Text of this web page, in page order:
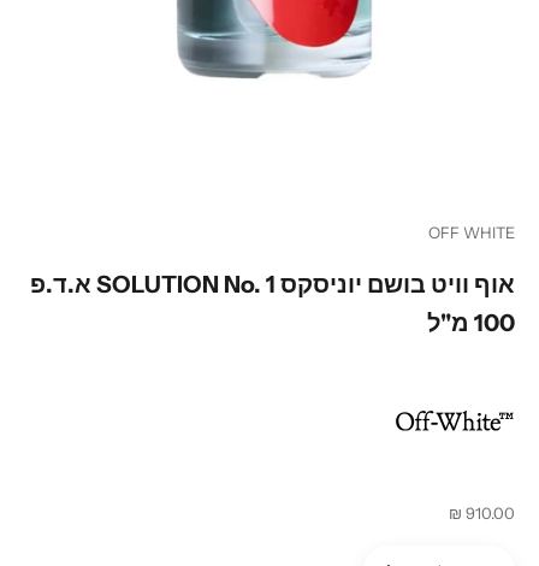
OFF WHITE
אוף וויט בושם יוניסקס SOLUTION No. 1 א.ד.פ
100 מ"ל
מחיר מבצע
910.00 ₪